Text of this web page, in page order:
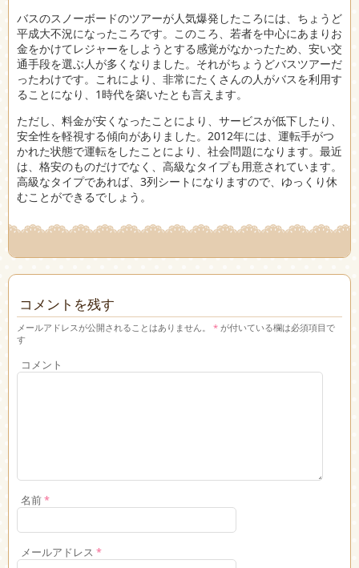
バスのスノーボードのツアーが人気爆発したころには、ちょうど
平成大不況になったころです。このころ、若者を中心にあまりお
金をかけてレジャーをしようとする感覚がなかったため、安い交
通手段を選ぶ人が多くなりました。それがちょうどバスツアーだ
ったわけです。これにより、非常にたくさんの人がバスを利用す
ることになり、1時代を築いたとも言えます。
ただし、料金が安くなったことにより、サービスが低下したり、
安全性を軽視する傾向がありました。2012年には、運転手がつ
かれた状態で運転をしたことにより、社会問題になります。最近
は、格安のものだけでなく、高級なタイプも用意されています。
高級なタイプであれば、3列シートになりますので、ゆっくり休
むことができるでしょう。
コメントを残す
メールアドレスが公開されることはありません。 * が付いている欄は必須項目で
す
コメント
名前*
メールアドレス *